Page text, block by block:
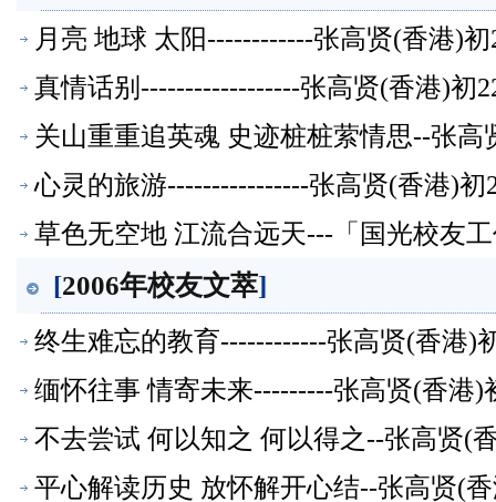
月亮 地球 太阳------------张高贤(香港)
真情话别------------------张高贤(香港)初
关山重重追英魂 史迹桩桩萦情思--张
心灵的旅游----------------张高贤(香港)初
草色无空地 江流合远天---「国光校友
[2006年校友文萃]
终生难忘的教育------------张高贤(香港)
缅怀往事 情寄未来---------张高贤(香港)
不去尝试 何以知之 何以得之--张高贤(
平心解读历史 放怀解开心结--张高贤(